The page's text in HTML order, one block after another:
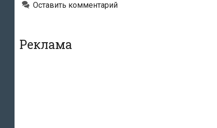
в
Оставить комментарий
Реклама